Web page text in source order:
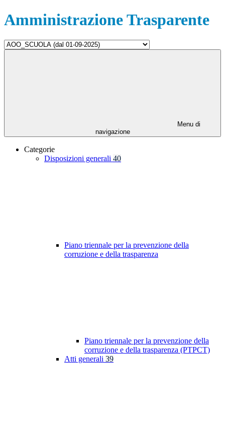
Amministrazione Trasparente
Menu di
navigazione
Categorie
Disposizioni generali 40
Piano triennale per la prevenzione della
corruzione e della trasparenza
Piano triennale per la prevenzione della
corruzione e della trasparenza (PTPCT)
Atti generali 39